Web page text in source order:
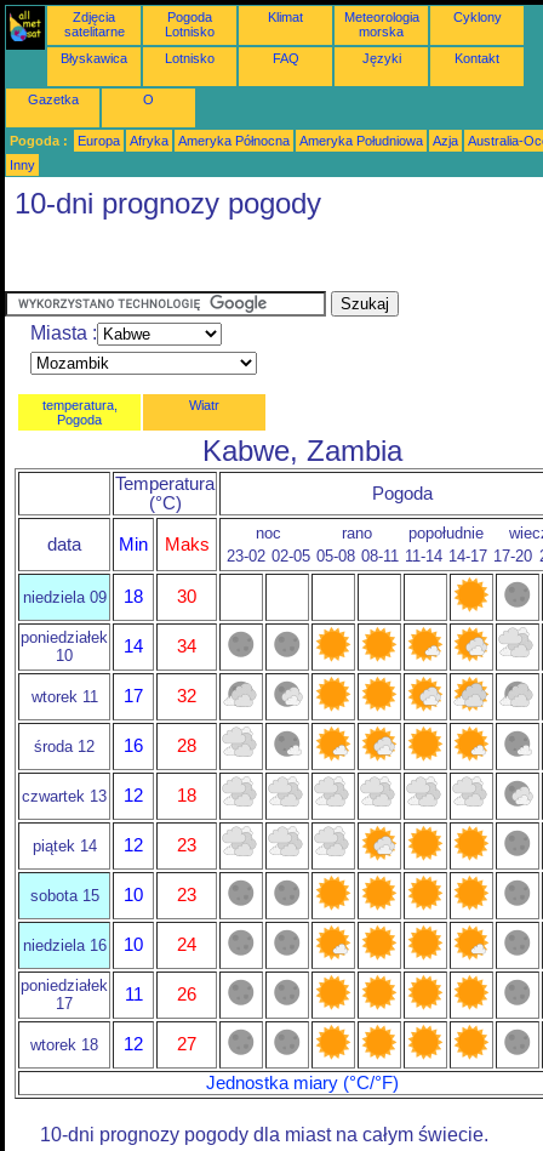
Zdjęcia
satelitarne
Pogoda
Lotnisko
Klimat
Meteorologia
morska
Cyklony
Błyskawica Lotnisko FAQ Języki Kontakt
Gazetka O
Pogoda : Europa Afryka Ameryka Północna Ameryka Południowa Azja
Australia-
Inny
10-dni prognozy pogody
Miasta :
temperatura,
Pogoda
Wiatr
Kabwe, Zambia
Temperatura
(°C)
Pogoda
data Min Maks
noc rano popołudnie
23-02 02-05 05-08 08-11 11-14 14-17 17-20
niedziela 09 18 30
poniedziałek
10
14 34
wtorek 11 17 32
środa 12 16 28
czwartek 13 12 18
piątek 14 12 23
sobota 15 10 23
niedziela 16 10 24
poniedziałek
17
11 26
wtorek 18 12
27
Jednostka miary (°C/°F)
10-dni prognozy pogody dla miast na całym świecie.